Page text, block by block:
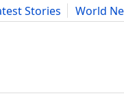
Stories
World
Science